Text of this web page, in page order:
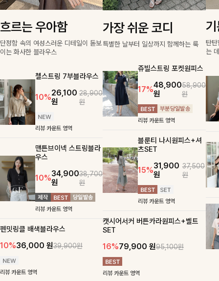
흐르는 우아함
단정함 속의 여성스러운 디테일이 돋보
이는 화사한 블라우스
첼스트링 7부블라우스
10%26,100
원
28,900
원
리뷰 카운트 영역
맨튼브이넥 스트링블라
우스
10%34,900
원
38,700
원
리뷰 카운트 영역
펜밋링클 배색블라우스
10%36,000 원39,900원
리뷰 카운트 영역
가장 쉬운 코디
특별한 날부터 일상까지 함께하는 룩
쥬빌스트링 포켓원피스
17%48,900
원
58,900
원
리뷰 카운트 영역
블룬티 나시원피스+셔
츠SET
15%31,900
원
37,500
원
리뷰 카운트 영역
캣시어서커 버튼카라원피스+벨트
SET
16%79,900 원95,100원
리뷰 카운트 영역
탄
는